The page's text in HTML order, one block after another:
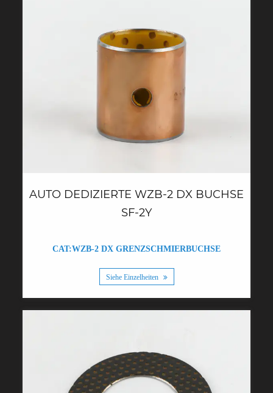
AUTO DEDIZIERTE WZB-2 DX BUCHSE
SF-2Y
CAT:WZB-2 DX GRENZSCHMIERBUCHSE
Siehe Einzelheiten